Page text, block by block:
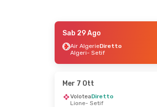
- Ven 14 Ago
Sab 29 Ago
Air AlgerieDiretto
Algeri- Setif
Mer 7 Ott
VoloteaDiretto
Lione- Setif